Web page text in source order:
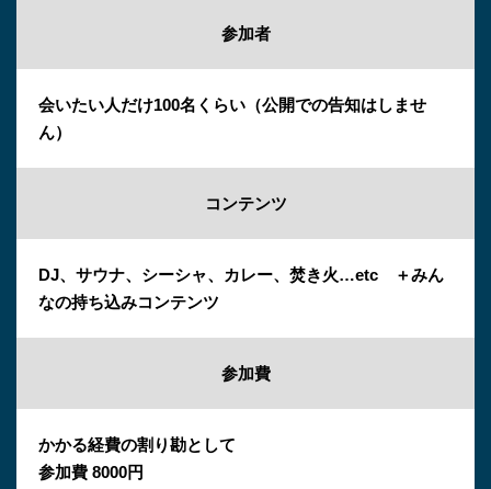
参加者
会いたい人だけ100名くらい（公開での告知はしませ
ん）
コンテンツ
DJ、サウナ、シーシャ、カレー、焚き火…etc ＋みん
なの持ち込みコンテンツ
参加費
かかる経費の割り勘として
参加費 8000円